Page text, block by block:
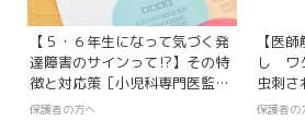
【５・６年生になって気づく発
達障害のサインって⁉】その特
徴と対応策［小児科専門医監
修］
保護者の方へ
【医
し ワ
虫刺
染拡大
保護者の